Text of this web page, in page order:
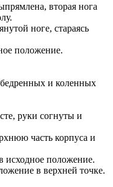
вторая нога
ноге, стараясь
положение.
и коленных
руки согнуты и
часть корпуса и
исходное положение.
в верхней точке.